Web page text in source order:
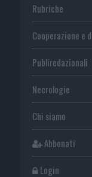
Rubriche
Cooperazione e
Publiredazionali
Necrologie
Chi siamo
Abbonati
Login